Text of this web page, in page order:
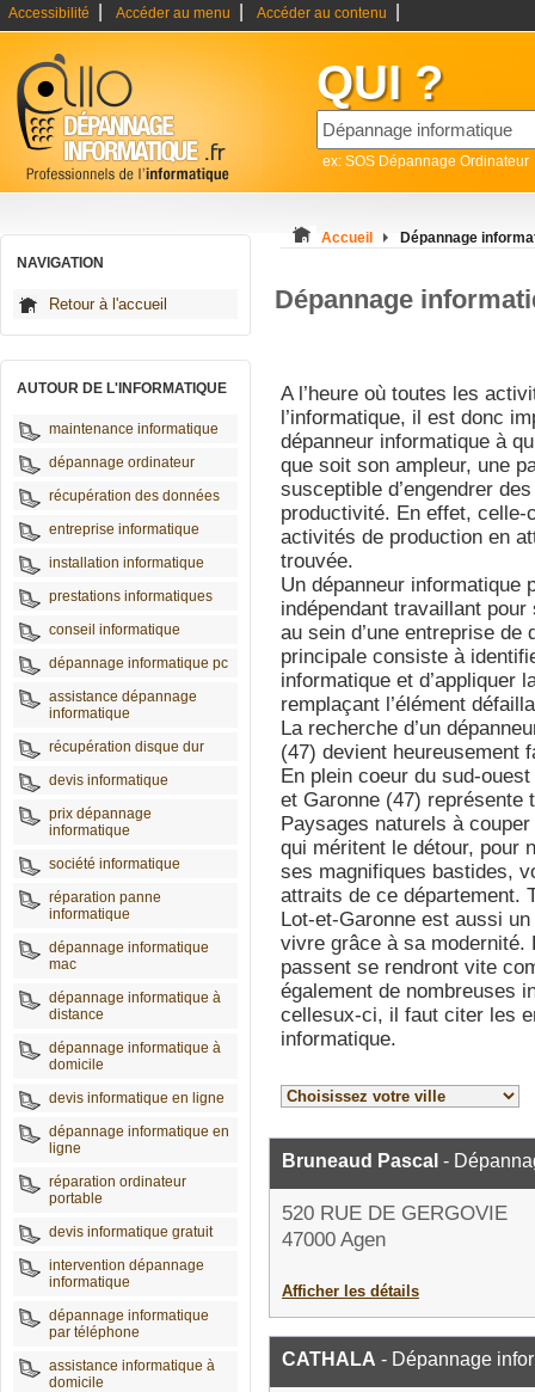
Accessibilité Accéder au menu Accéder au contenu
QUI ?
ex: SOS Dépannage Ordinateur
NAVIGATION
Retour à l'accueil
AUTOUR DE L'INFORMATIQUE
maintenance informatique
dépannage ordinateur
récupération des données
entreprise informatique
installation informatique
prestations informatiques
conseil informatique
dépannage informatique pc
assistance dépannage
informatique
récupération disque dur
devis informatique
prix dépannage
informatique
société informatique
réparation panne
informatique
dépannage informatique
mac
dépannage informatique à
distance
dépannage informatique à
domicile
devis informatique en ligne
dépannage informatique en
ligne
réparation ordinateur
portable
devis informatique gratuit
intervention dépannage
informatique
dépannage informatique
par téléphone
assistance informatique à
domicile
Accueil Dépannage
Dépannage
A l’heure où toutes les
l’informatique, il est donc
dépanneur informatique à
que soit son ampleur, une
susceptible d’engendrer
productivité. En effet, celle-
activités de production en
trouvée.
Un dépanneur informatique
indépendant travaillant
au sein d’une entreprise de
principale consiste à
informatique et d’appliquer
remplaçant l’élément
La recherche d’un
(47) devient heureusement
En plein coeur du sud-
et Garonne (47) représente
Paysages naturels à
qui méritent le détour, pour
ses magnifiques bastides,
attraits de ce département.
Lot-et-Garonne est aussi
vivre grâce à sa
passent se rendront vite
également de nombreuses
cellesux-ci, il faut citer les
informatique.
Bruneaud Pascal -
520 RUE DE GERGOVIE
47000 Agen
Afficher les détails
CATHALA - Dépannage